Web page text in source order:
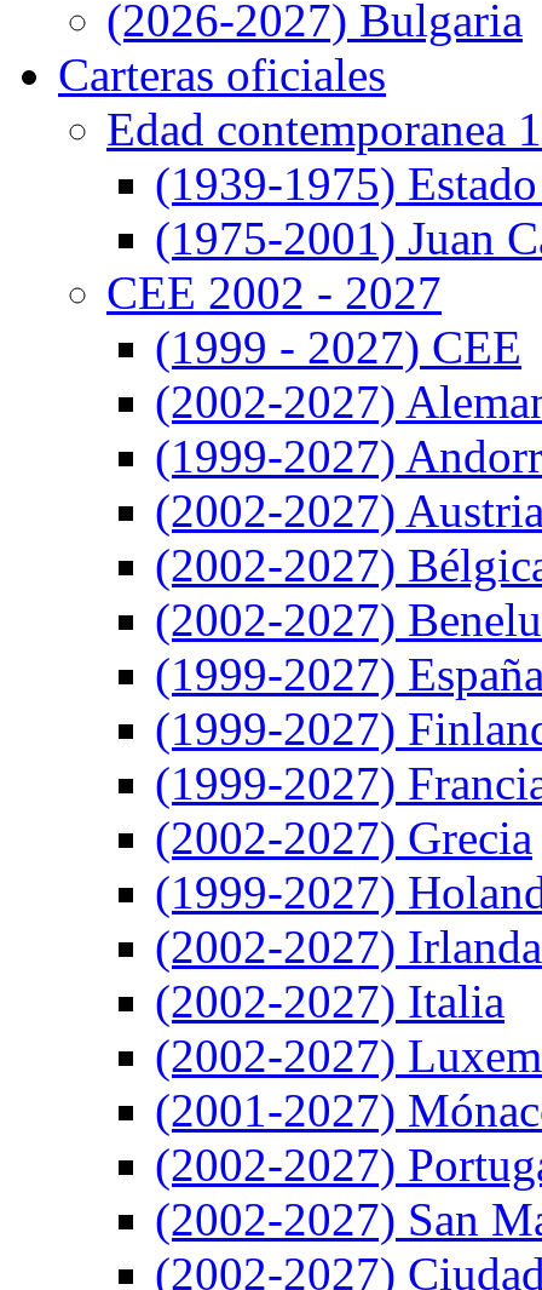
(2026-2027) Bulgaria
Carteras oficiales
Edad contemporanea
(1939-1975)
(1975-2001) Juan
CEE 2002 - 2027
(1999 - 2027) CEE
(2002-2027)
(1999-2027)
(2002-2027)
(2002-2027)
(2002-2027)
(1999-2027)
(1999-2027)
(1999-2027)
(2002-2027) Grecia
(1999-2027)
(2002-2027) Irlanda
(2002-2027) Italia
(2002-2027)
(2001-2027)
(2002-2027)
(2002-2027) San
(2002-2027)